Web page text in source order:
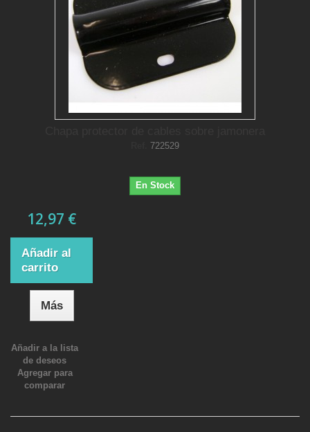
722529
En Stock
12,97 €
Añadir al
carrito
Más
Añadir a la lista
de deseos
Agregar para
comparar